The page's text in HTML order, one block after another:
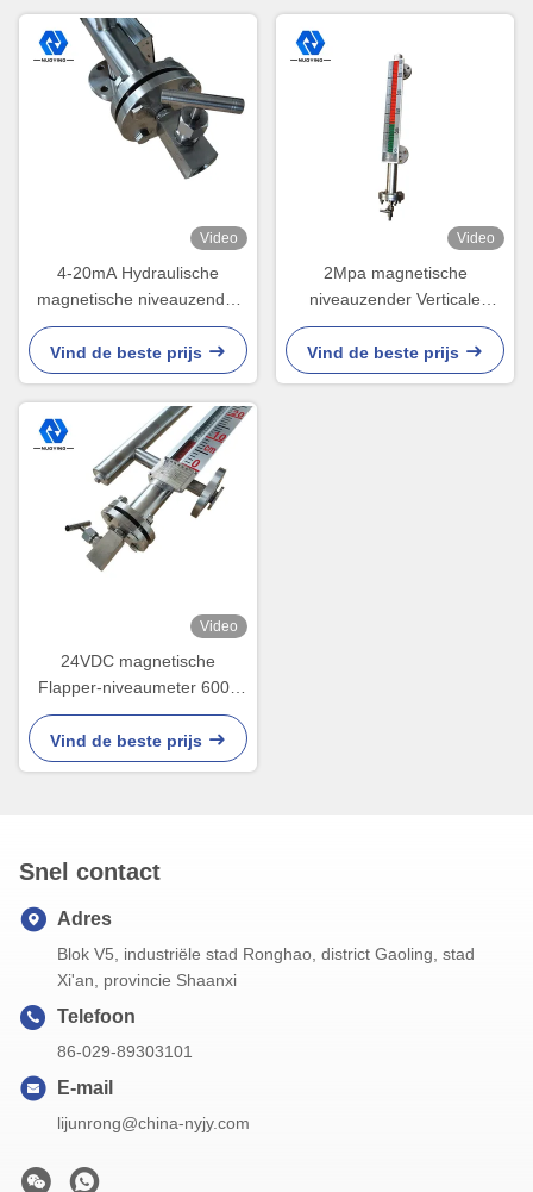
Video
4-20mA Hydraulische
magnetische niveauzender
Olie Brandstoftankniveau-
indicator
Vind de beste prijs
Video
2Mpa magnetische
niveauzender Verticale
magnetische vlottertype
niveaumeter
Vind de beste prijs
Video
24VDC magnetische
Flapper-niveaumeter 6000
mm NYUHZ-C-serie
Vind de beste prijs
Snel contact
Adres
Blok V5, industriële stad Ronghao, district Gaoling, stad
Xi'an, provincie Shaanxi
Telefoon
86-029-89303101
E-mail
lijunrong@china-nyjy.com